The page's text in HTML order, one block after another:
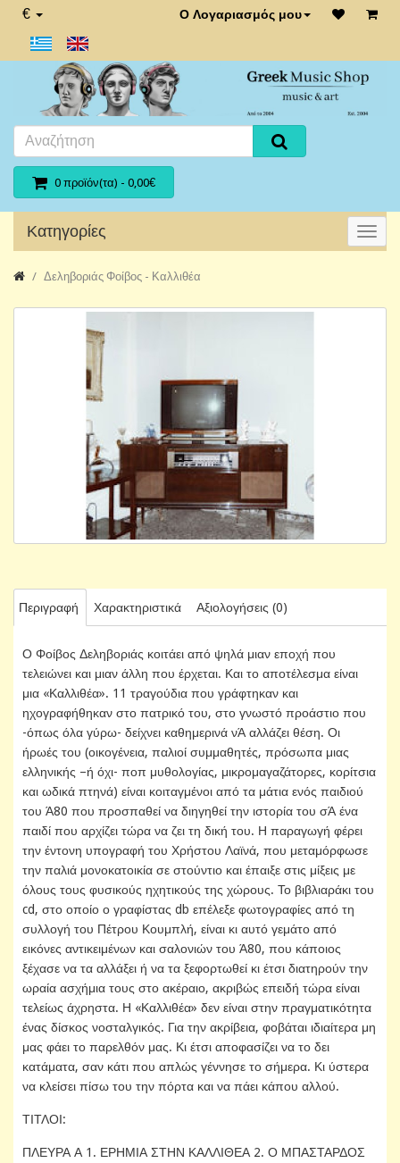
€ Ο Λογαριασμός μου
0 προϊόν(τα) - 0,00€
Κατηγορίες
Δεληβοριάς Φοίβος - Καλλιθέα
Περιγραφή Χαρακτηριστικά Αξιολογήσεις (0)
Ο Φοίβος Δεληβοριάς κοιτάει από ψηλά μιαν εποχή που
τελειώνει και μιαν άλλη που έρχεται. Και το αποτέλεσμα είναι
μια «Καλλιθέα». 11 τραγούδια που γράφτηκαν και
ηχογραφήθηκαν στο πατρικό του, στο γνωστό προάστιο που
-όπως όλα γύρω- δείχνει καθημερινά νΆ αλλάζει θέση. Οι
ήρωές του (οικογένεια, παλιοί συμμαθητές, πρόσωπα μιας
ελληνικής –ή όχι- ποπ μυθολογίας, μικρομαγαζάτορες, κορίτσια
και ωδικά πτηνά) είναι κοιταγμένοι από τα μάτια ενός παιδιού
του Ά80 που προσπαθεί να διηγηθεί την ιστορία του σΆ ένα
παιδί που αρχίζει τώρα να ζει τη δική του. Η παραγωγή φέρει
την έντονη υπογραφή του Χρήστου Λαϊνά, που μεταμόρφωσε
την παλιά μονοκατοικία σε στούντιο και έπαιξε στις μίξεις με
όλους τους φυσικούς ηχητικούς της χώρους. Το βιβλιαράκι του
cd, στο οποίο ο γραφίστας db επέλεξε φωτογραφίες από τη
συλλογή του Πέτρου Κουμπλή, είναι κι αυτό γεμάτο από
εικόνες αντικειμένων και σαλονιών του Ά80, που κάποιος
ξέχασε να τα αλλάξει ή να τα ξεφορτωθεί κι έτσι διατηρούν την
ωραία ασχήμια τους στο ακέραιο, ακριβώς επειδή τώρα είναι
τελείως άχρηστα. Η «Καλλιθέα» δεν είναι στην πραγματικότητα
ένας δίσκος νοσταλγικός. Για την ακρίβεια, φοβάται ιδιαίτερα μη
μας φάει το παρελθόν μας. Κι έτσι αποφασίζει να το δει
κατάματα, σαν κάτι που απλώς γέννησε το σήμερα. Κι ύστερα
να κλείσει πίσω του την πόρτα και να πάει κάπου αλλού.
ΤΙΤΛΟΙ:
ΠΛΕΥΡΑ Α 1. ΕΡΗΜΙΑ ΣΤΗΝ ΚΑΛΛΙΘΕΑ 2. Ο ΜΠΑΣΤΑΡΔΟΣ